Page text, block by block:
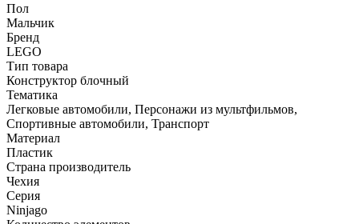
Пол
Мальчик
Бренд
LEGO
Тип товара
Конструктор блочный
Тематика
Легковые автомобили, Персонажи из мультфильмов,
Спортивные автомобили, Транспорт
Материал
Пластик
Страна производитель
Чехия
Серия
Ninjago